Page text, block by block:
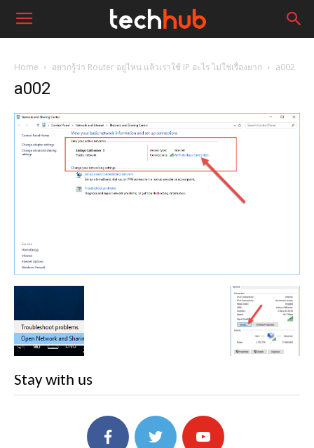
Home อยากรู้ว่า Router อยู่ไหน แล้วเราใช้ IP อะไร ไม่ใช่เรื่องยาก a002
a002
Stay with us